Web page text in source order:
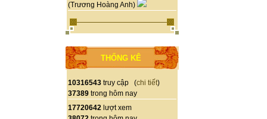
(Trương Hoàng Anh)
THỐNG KÊ
10316543 truy cập (chi tiết)
37389 trong hôm nay
17720642 lượt xem